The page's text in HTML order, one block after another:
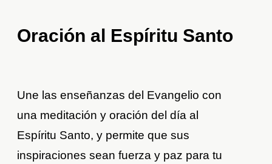
Oración al Espíritu Santo
Une las enseñanzas del Evangelio con
una meditación y oración del día al
Espíritu Santo, y permite que sus
inspiraciones sean fuerza y paz para tu